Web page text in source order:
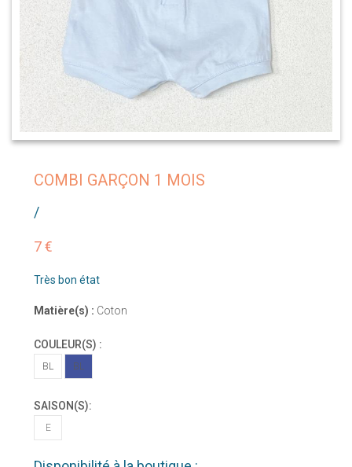
COMBI GARÇON 1 MOIS
/
7 €
Très bon état
Matière(s) : Coton
COULEUR(S) :
BL BL
SAISON(S):
E